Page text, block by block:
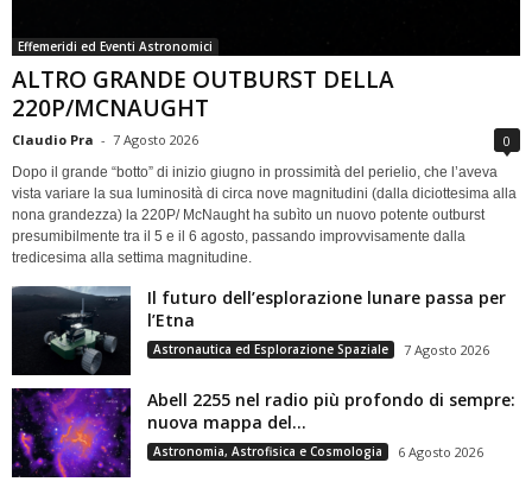
Effemeridi ed Eventi Astronomici
ALTRO GRANDE OUTBURST DELLA
220P/MCNAUGHT
Claudio Pra - 7 Agosto 2026 0
Dopo il grande “botto” di inizio giugno in prossimità del perielio, che l’aveva
vista variare la sua luminosità di circa nove magnitudini (dalla diciottesima alla
nona grandezza) la 220P/ McNaught ha subìto un nuovo potente outburst
presumibilmente tra il 5 e il 6 agosto, passando improvvisamente dalla
tredicesima alla settima magnitudine.
Il futuro dell’esplorazione lunare passa per
l’Etna
Astronautica ed Esplorazione Spaziale 7 Agosto 2026
Abell 2255 nel radio più profondo di sempre:
nuova mappa del...
Astronomia, Astrofisica e Cosmologia 6 Agosto 2026